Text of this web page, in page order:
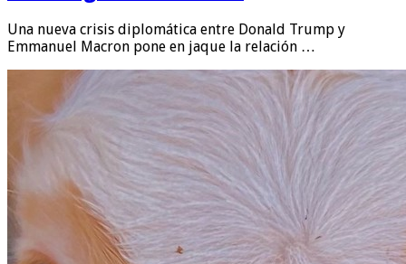
Una nueva crisis diplomática entre Donald Trump y
Emmanuel Macron pone en jaque la relación …